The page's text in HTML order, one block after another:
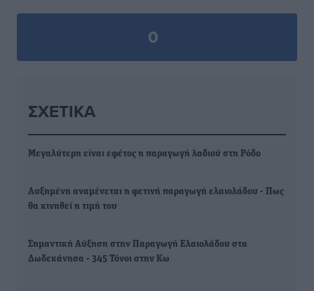
0
ΣΧΕΤΙΚΆ
Μεγαλύτερη είναι εφέτος η παραγωγή λαδιού στη Ρόδο
Aυξημένη αναμένεται η φετινή παραγωγή ελαιολάδου - Πως
θα κινηθεί η τιμή του
Σημαντική Αύξηση στην Παραγωγή Ελαιολάδου στα
Δωδεκάνησα - 345 Τόνοι στην Κω